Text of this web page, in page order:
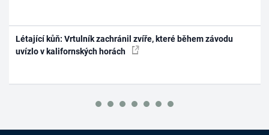
Létající kůň: Vrtulník zachránil zvíře, které během závodu
uvízlo v kalifornských horách